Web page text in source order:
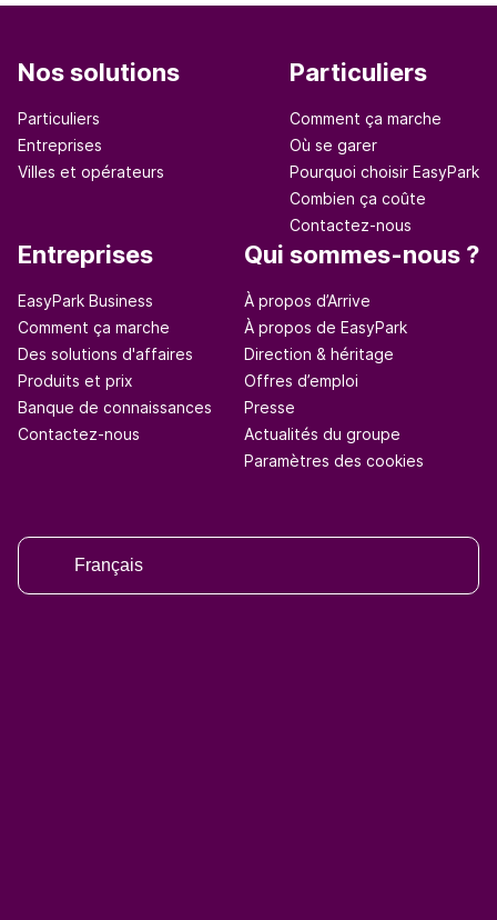
Nos solutions
Particuliers
Entreprises
Villes et opérateurs
Particuliers
Comment ça marche
Où se garer
Pourquoi choisir EasyPark
Combien ça coûte
Contactez-nous
Entreprises
EasyPark Business
Comment ça marche
Des solutions d'affaires
Produits et prix
Banque de connaissances
Contactez-nous
Qui sommes-nous ?
À propos d’Arrive
À propos de EasyPark
Direction & héritage
Offres d’emploi
Presse
Actualités du groupe
Paramètres des cookies
Français